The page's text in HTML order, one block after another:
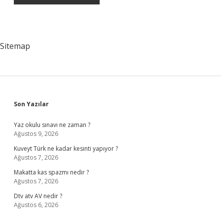
Sitemap
Sidebar
Son Yazılar
Yaz okulu sınavı ne zaman ?
Ağustos 9, 2026
Kuveyt Türk ne kadar kesinti yapıyor ?
Ağustos 7, 2026
Makatta kas spazmı nedir ?
Ağustos 7, 2026
Dtv atv AV nedir ?
Ağustos 6, 2026